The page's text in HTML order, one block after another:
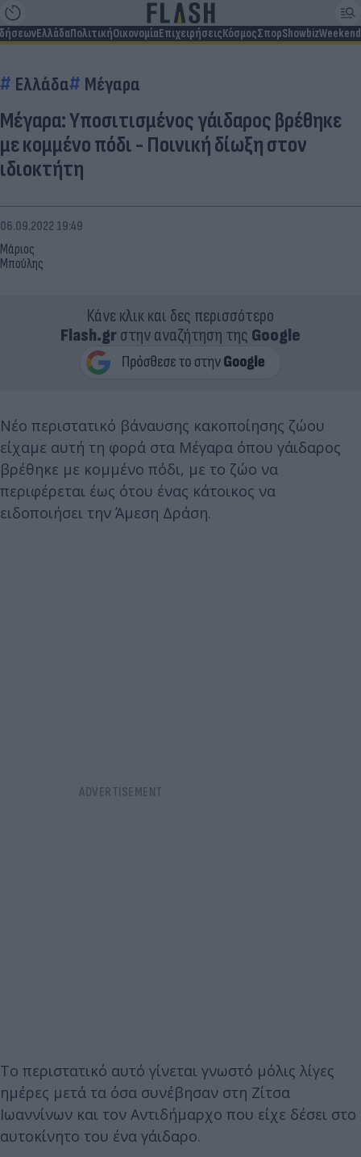
ΕλλάδαΠολιτικήΟικονομίαΕπιχειρήσειςΚόσμοςΣπορShowbizWeekend
Ελλάδα Μέγαρα
Μέγαρα: Υποσιτισμένος γάιδαρος βρέθηκε
με κομμένο πόδι - Ποινική δίωξη στον
ιδιοκτήτη
Μάριος
Μπούλης
06.09.2022 19:49
Κάνε κλικ και δες περισσότερο
Flash.grστην αναζήτηση της Google
Νέο περιστατικό βάναυσης κακοποίησης ζώου
είχαμε αυτή τη φορά στα Μέγαρα όπου γάιδαρος
βρέθηκε με κομμένο πόδι, με το ζώο να
περιφέρεται έως ότου ένας κάτοικος να
ειδοποιήσει την Άμεση Δράση.
Το περιστατικό αυτό γίνεται γνωστό μόλις λίγες
ημέρες μετά τα όσα συνέβησαν στη Ζίτσα
Ιωαννίνων και τον Αντιδήμαρχο που είχε δέσει στο
αυτοκίνητο του ένα γάιδαρο.